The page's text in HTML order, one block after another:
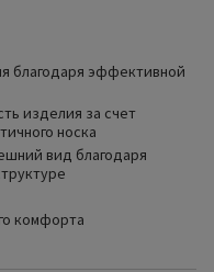
благодаря эффективной
изделия за счет
носка
вид благодаря
комфорта
что препятствует
привлекательный
этой
дополнительную
того, эластичная
высокий комфорт
изделия.